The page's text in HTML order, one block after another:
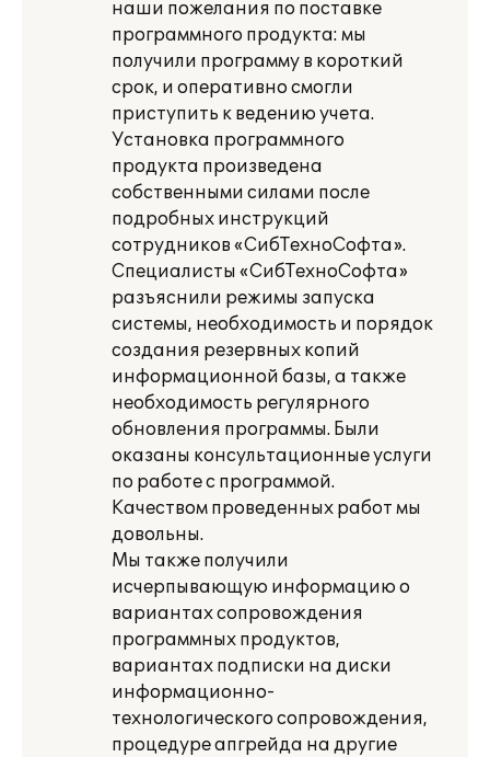
наши пожелания по поставке
программного продукта: мы
получили программу в короткий
срок, и оперативно смогли
приступить к ведению учета.
Установка программного
продукта произведена
собственными силами после
подробных инструкций
сотрудников «СибТехноСофта».
Специалисты «СибТехноСофта»
разъяснили режимы запуска
системы, необходимость и порядок
создания резервных копий
информационной базы, а также
необходимость регулярного
обновления программы. Были
оказаны консультационные услуги
по работе с программой.
Качеством проведенных работ мы
довольны.
Мы также получили
исчерпывающую информацию о
вариантах сопровождения
программных продуктов,
вариантах подписки на диски
информационно-
технологического сопровождения,
процедуре апгрейда на другие